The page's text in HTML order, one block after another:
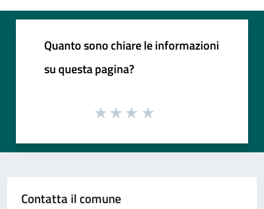
Quanto sono chiare le informazioni
su questa pagina?
Contatta il comune